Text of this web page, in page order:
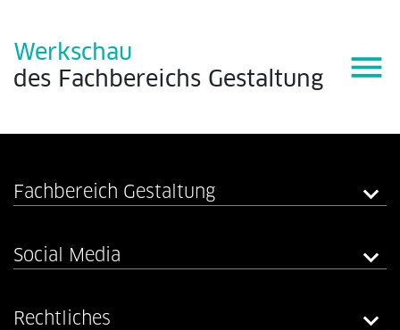
Werkschau
des Fachbereichs Gestaltung menu
Fachbereich Gestaltung
Social Media
Rechtliches